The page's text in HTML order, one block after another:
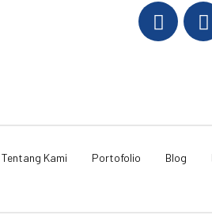
Tentang Kami Portofolio Blog